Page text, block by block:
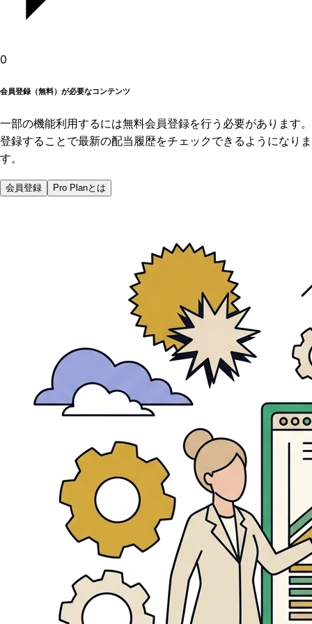
0
会員登録（無料）が必要なコンテンツ
一部の機能利用するには無料会員登録を行う必要があります。
登録することで最新の配当履歴をチェックできるようになりま
す。
会員登録 Pro Planとは